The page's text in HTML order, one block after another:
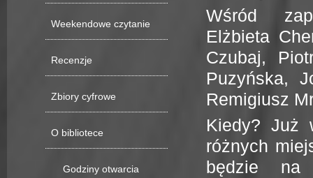
Weekendowe czytanie
Recenzje
Zbiory cyfrowe
O bibliotece
Godziny otwarcia
Wśród
Elżbieta
Czubaj,
Puzyńska,
Remigiusz
Kiedy? Już
różnych
będzie na